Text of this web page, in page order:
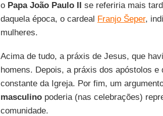
o Papa João Paulo II se referiria mais
daquela época, o cardeal Franjo Šeper,
mulheres.
Acima de tudo, a práxis de Jesus, que
homens. Depois, a práxis dos apóstolos
constante da Igreja. Por fim, um
masculinopoderia (nas celebrações)
comunidade.